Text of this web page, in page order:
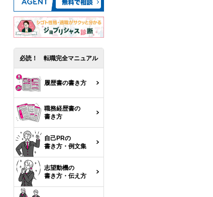
必読！ 転職完全マニュアル
履歴書の書き方
職務経歴書の
書き方
自己PRの
書き方・例文集
志望動機の
書き方・伝え方